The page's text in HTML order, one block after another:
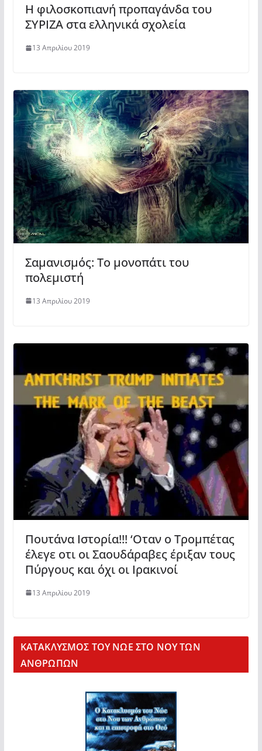
Η φιλοσκοπιανή προπαγάνδα του
ΣΥΡΙΖΑ στα ελληνικά σχολεία
13 Απριλίου 2019
Σαμανισμός: Το μονοπάτι του
πολεμιστή
13 Απριλίου 2019
Πουτάνα Ιστορία!!! ‘Οταν ο Τρομπέτας
έλεγε οτι οι Σαουδάραβες έριξαν τους
Πύργους και όχι οι Ιρακινοί
13 Απριλίου 2019
KΑΤΑΚΛΥΣΜΟΣ ΤΟΥ ΝΩΕ ΣΤΟ ΝΟΥ ΤΩΝ
ΑΝΘΡΩΠΩΝ